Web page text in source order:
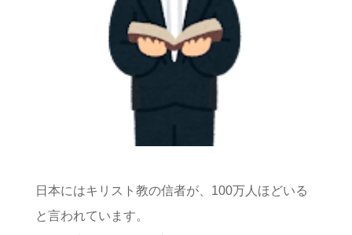
日本にはキリスト教の信者が、100万人ほどいる
と言われています。